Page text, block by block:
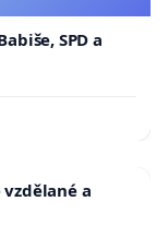
SPD a
a